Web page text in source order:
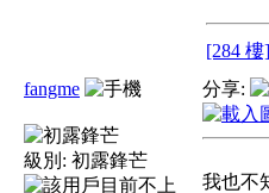
[284 樓]
fangme
級別: 初露鋒芒
分享:
我也不